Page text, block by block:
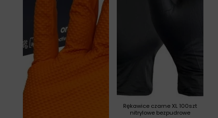
Rękawice czarne XL 100szt
nitrylowe bezpudrowe